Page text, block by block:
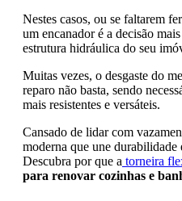
Nestes casos, ou se faltarem
um encanador é a decisão
estrutura hidráulica do seu
Muitas vezes, o desgaste do
reparo não basta, sendo
mais resistentes e versáteis.
Cansado de lidar com
moderna que une durabilidade
Descubra por que a torneira
para renovar cozinhas e